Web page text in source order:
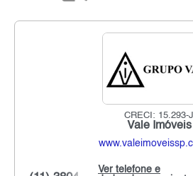
CRECI: 15.293-J
Vale Imóveis
Ver telefone e